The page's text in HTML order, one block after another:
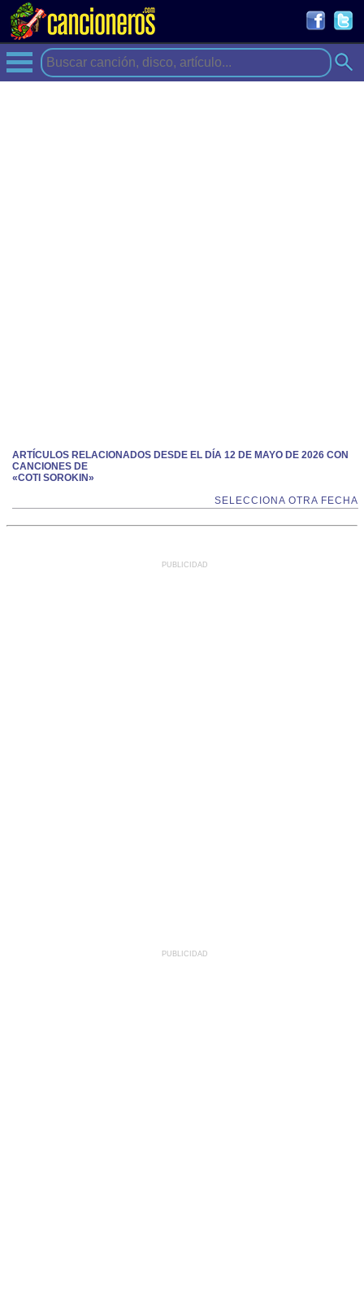
ARTÍCULOS RELACIONADOS DESDE EL DÍA 12 DE MAYO DE 2026 CON
CANCIONES DE
«COTI SOROKIN»
SELECCIONA OTRA FECHA
PUBLICIDAD
PUBLICIDAD